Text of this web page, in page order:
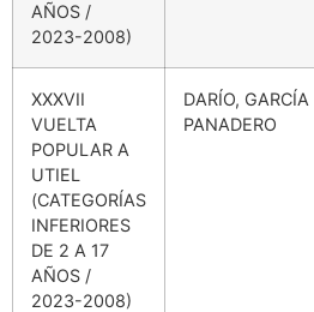
AÑOS /
2023-2008)
XXXVII
VUELTA
POPULAR A
UTIEL
(CATEGORÍAS
INFERIORES
DE 2 A 17
AÑOS /
2023-2008)
DARÍO, GARCÍA
PANADERO